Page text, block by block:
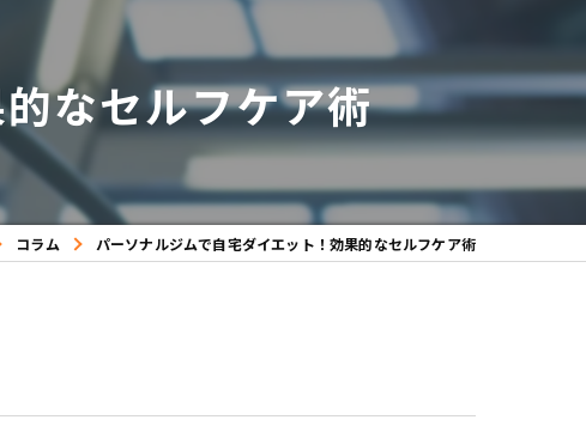
ストレッチ
トレーニング
キックボクシング
なセルフケア術
コラム パーソナルジムで自宅ダイエット！効果的なセルフケア術